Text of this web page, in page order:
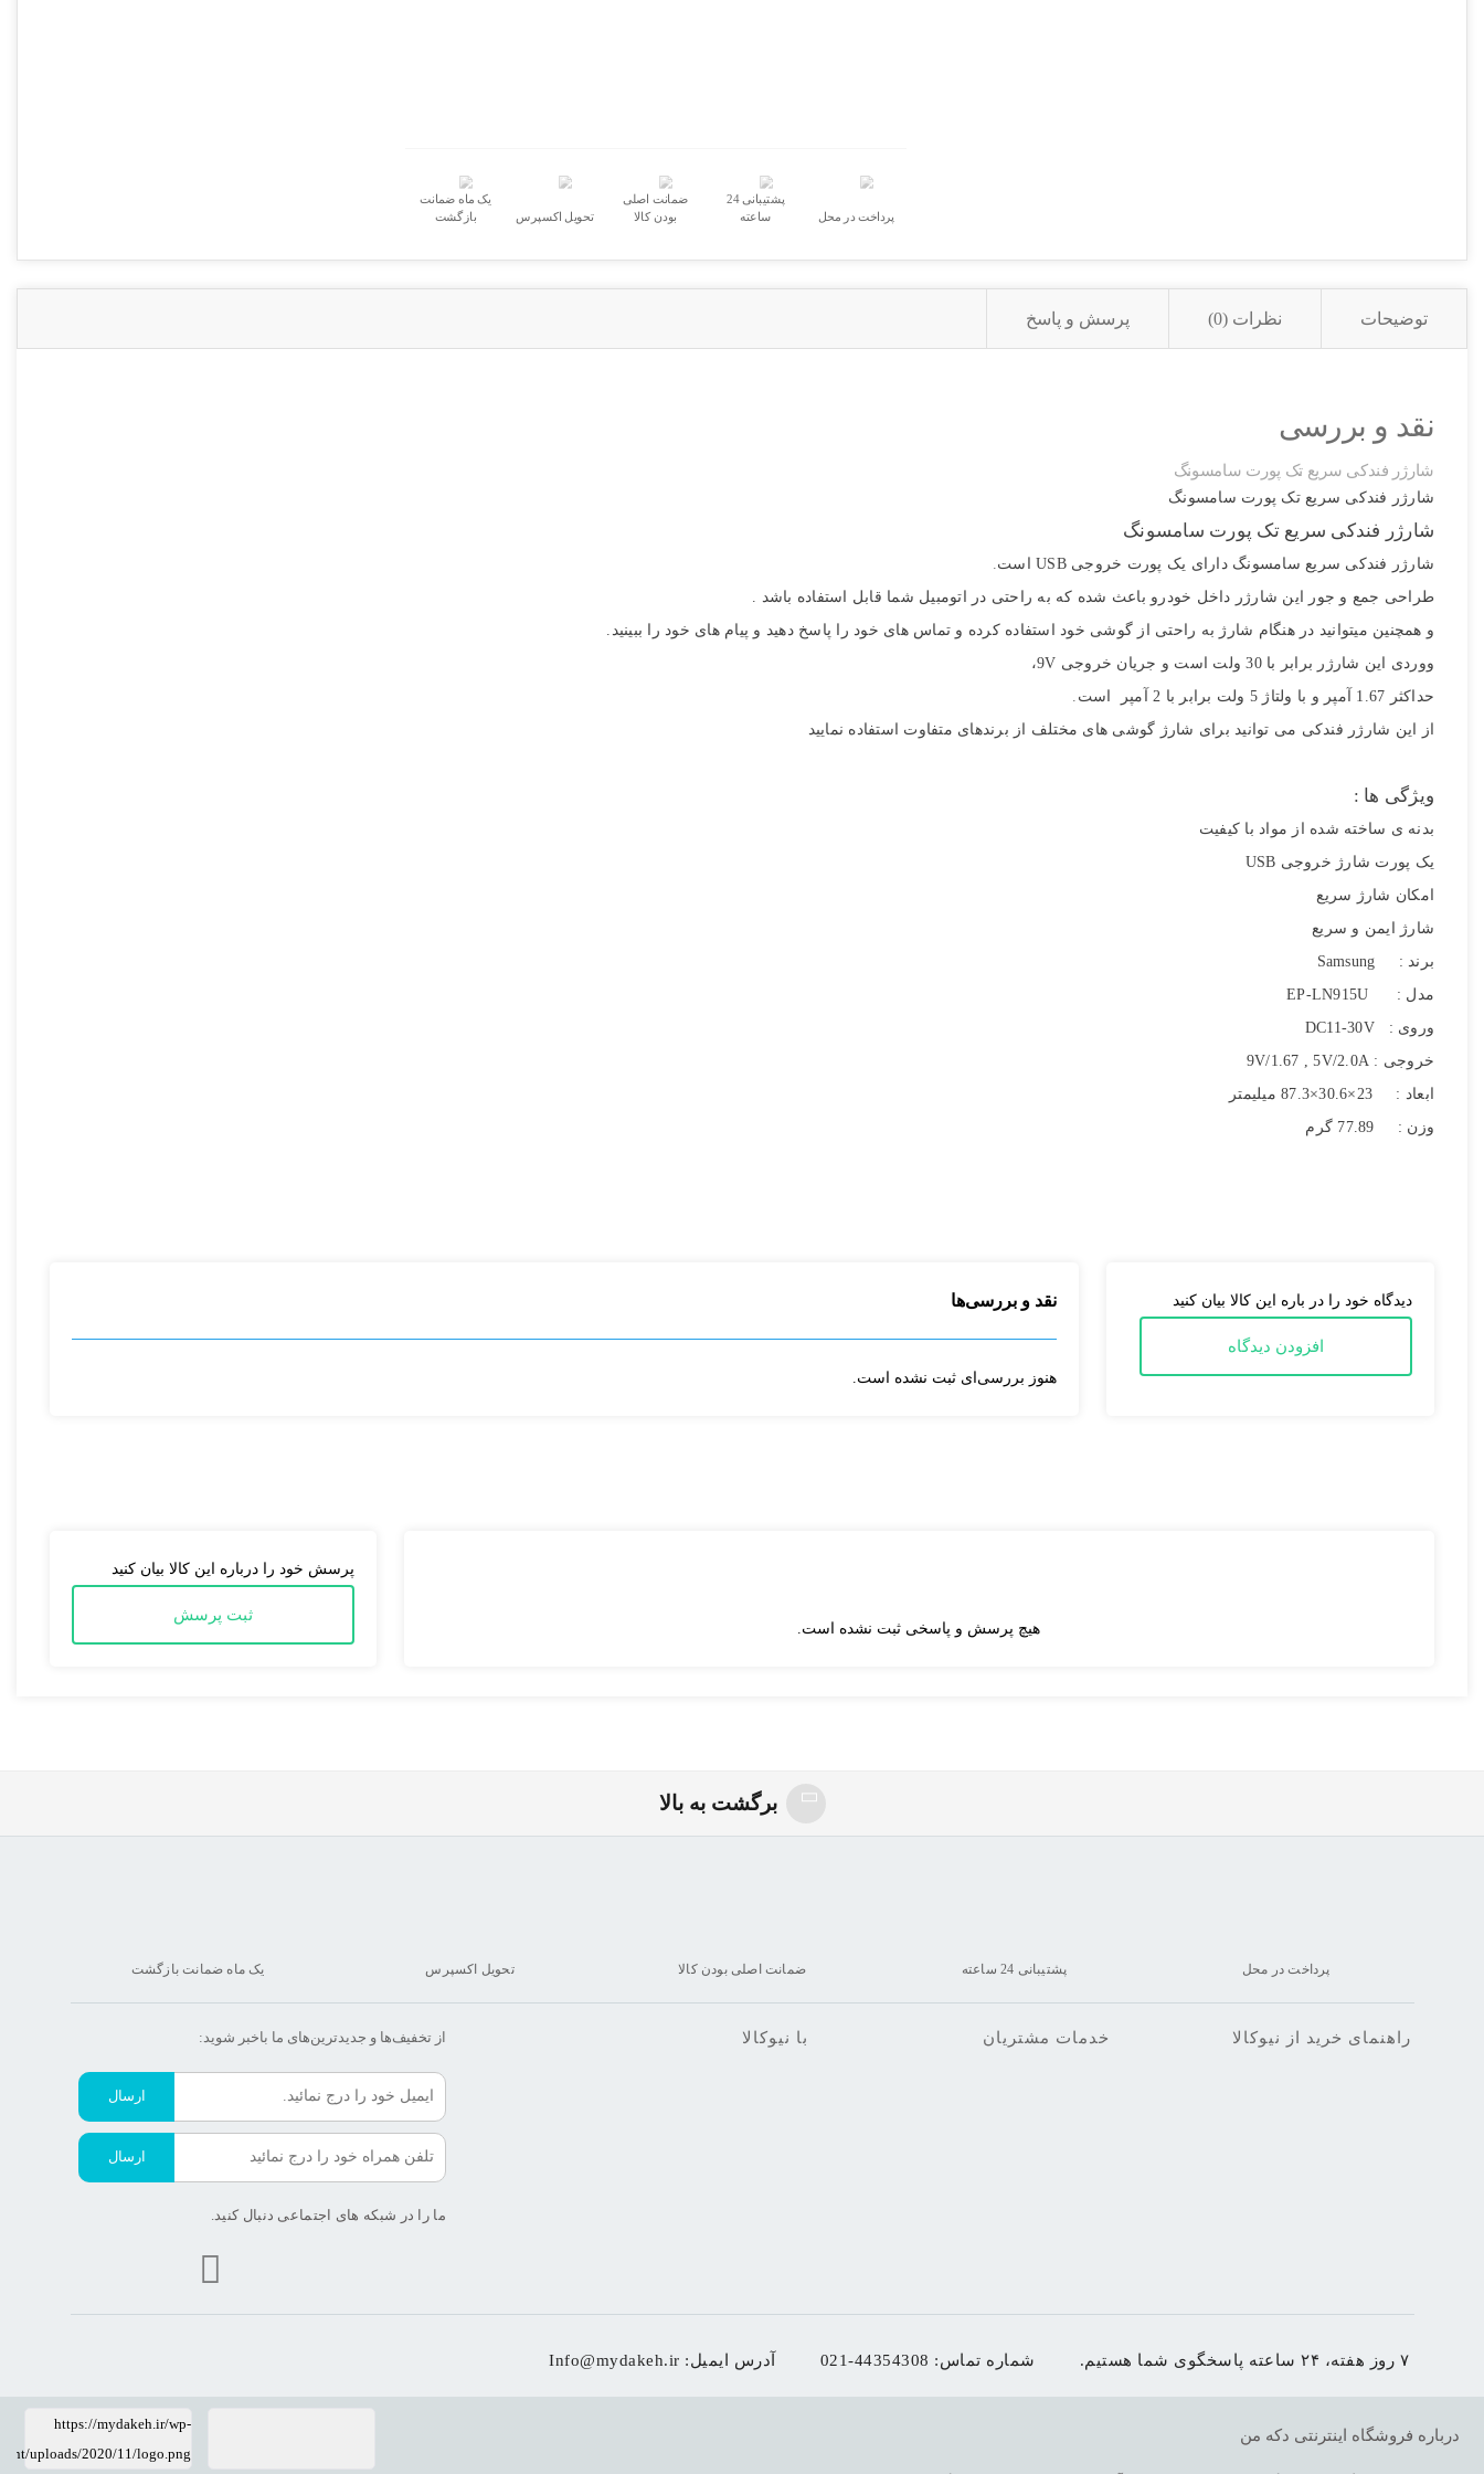
پرداخت در محل
پشتیبانی 24
ساعته
ضمانت اصلی
بودن کالا تحویل اکسپرس
یک ماه ضمانت
بازگشت
توضیحات نظرات (0) پرسش و پاسخ
نقد و بررسی
شارژر فندکی سریع تک پورت سامسونگ
شارژر فندکی سریع تک پورت سامسونگ
شارژر فندکی سریع تک پورت سامسونگ
شارژر فندکی سریع سامسونگ دارای یک پورت خروجی USB است
.
طراحی جمع و جور این شارژر داخل خودرو باعث شده که به راحتی در اتومبیل شما قابل استفاده باشد .
و همچنین میتوانید در هنگام شارژ به راحتی از گوشی خود استفاده کرده و تماس های خود را پاسخ دهید و پیام های خود را ببینید.
ووردی این شارژر برابر با 30 ولت است و جریان خروجی 9V،
حداکثر 1.67 آمپر و با ولتاژ 5 ولت برابر با 2 آمپر است
.
از این شارژر فندکی می توانید برای شارژ گوشی های مختلف از برندهای متفاوت استفاده نمایید
ویژگی ها :
بدنه ی ساخته شده از مواد با کیفیت
یک پورت شارژ خروجی USB
امکان شارژ سریع
شارژ ایمن و سریع
برند : Samsung
مدل : EP-LN915U
وروی : DC11-30V
خروجی : 9V/1.67 , 5V/2.0A
ابعاد : 23×30.6×87.3 میلیمتر
وزن : 77.89 گرم
دیدگاه خود را در باره این کالا بیان کنید
افزودن دیدگاه
نقد و بررسی‌ها
هنوز بررسی‌ای ثبت نشده است.
هیچ پرسش و پاسخی ثبت نشده است.
پرسش خود را درباره این کالا بیان کنید
ثبت پرسش
برگشت به بالا
پرداخت در محل پشتیبانی 24 ساعته ضمانت اصلی بودن کالا تحویل اکسپرس یک ماه ضمانت بازگشت
راهنمای خرید از نیوکالا خدمات مشتریان با نیوکالا از تخفیف‌ها و جدیدترین‌های ما‌ باخبر شوید:
ارسال
ارسال
ما را در شبکه های اجتماعی دنبال کنید.
۷ روز هفته، ۲۴ ساعته پاسخگوی شما هستیم. شماره تماس: 021-44354308 آدرس ایمیل: Info@mydakeh.ir
درباره فروشگاه اینترنتی دکه من
https://mydakeh.ir/wp-
uploads/2020/11/logo.png